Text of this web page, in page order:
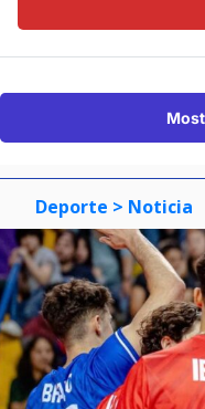
Deporte > Noticia